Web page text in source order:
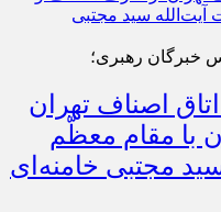
خبرگان رهبری؛
اصناف تهران
با مقام معظّم
مجتبی خامنه‌ای